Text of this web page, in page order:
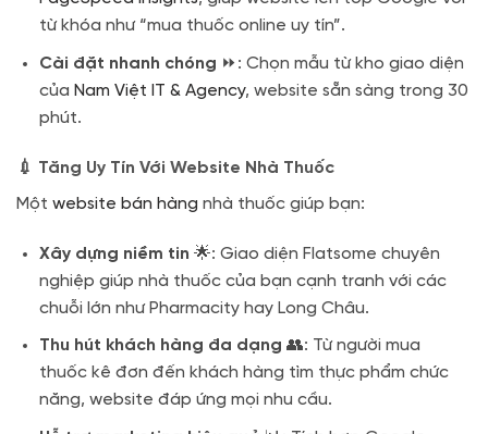
từ khóa như “mua thuốc online uy tín”.
Cài đặt nhanh chóng ⏩: Chọn mẫu từ kho giao diện
của Nam Việt IT & Agency, website sẵn sàng trong 30
phút.
💉 Tăng Uy Tín Với Website Nhà Thuốc
Một website bán hàng nhà thuốc giúp bạn:
Xây dựng niềm tin 🌟: Giao diện Flatsome chuyên
nghiệp giúp nhà thuốc của bạn cạnh tranh với các
chuỗi lớn như Pharmacity hay Long Châu.
Thu hút khách hàng đa dạng 👥: Từ người mua
thuốc kê đơn đến khách hàng tìm thực phẩm chức
năng, website đáp ứng mọi nhu cầu.